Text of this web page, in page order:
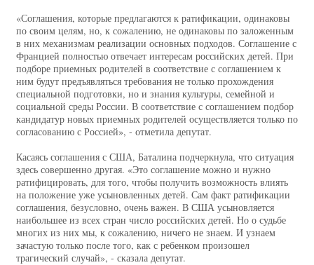
«Соглашения, которые предлагаются к ратификации, одинаковы
по своим целям, но, к сожалению, не одинаковы по заложенным
в них механизмам реализации основных подходов. Соглашение с
Францией полностью отвечает интересам российских детей. При
подборе приемных родителей в соответствие с соглашением к
ним будут предъявляться требования не только прохождения
специальной подготовки, но и знания культуры, семейной и
социальной среды России. В соответствие с соглашением подбор
кандидатур новых приемных родителей осуществляется только по
согласованию с Россией», - отметила депутат.
Касаясь соглашения с США, Баталина подчеркнула, что ситуация
здесь совершенно другая. «Это соглашение можно и нужно
ратифицировать, для того, чтобы получить возможность влиять
на положение уже усыновленных детей. Сам факт ратификации
соглашения, безусловно, очень важен. В США усыновляется
наибольшее из всех стран число российских детей. Но о судьбе
многих из них мы, к сожалению, ничего не знаем. И узнаем
зачастую только после того, как с ребенком произошел
трагический случай», - сказала депутат.